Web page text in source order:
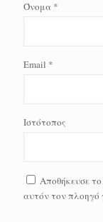
Όνομα *
Email *
Ιστότοπος
Αποθήκευσε
αυτόν τον πλοηγό